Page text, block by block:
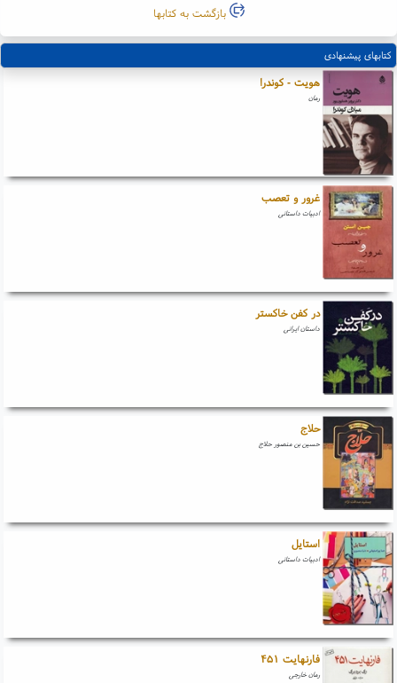
بازگشت به کتابها
کتابهای پیشنهادی
هویت - کوندرا
رمان
غرور و تعصب
ادبیات داستانی
در کفن خاکستر
داستان ایرانی
حلاج
حسین بن منصور حلاج
استایل
ادبیات داستانی
فارنهایت ۴۵۱
رمان خارجی